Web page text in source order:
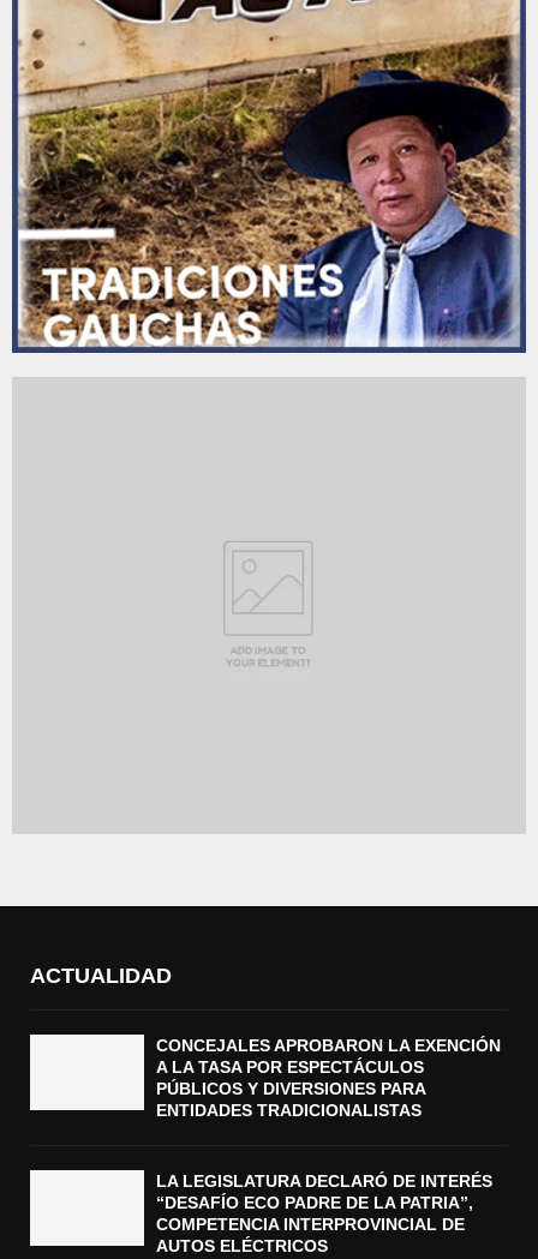
ACTUALIDAD
CONCEJALES APROBARON LA EXENCIÓN
A LA TASA POR ESPECTÁCULOS
PÚBLICOS Y DIVERSIONES PARA
ENTIDADES TRADICIONALISTAS
LA LEGISLATURA DECLARÓ DE INTERÉS
“DESAFÍO ECO PADRE DE LA PATRIA”,
COMPETENCIA INTERPROVINCIAL DE
AUTOS ELÉCTRICOS